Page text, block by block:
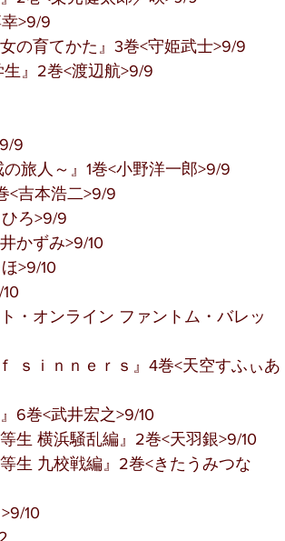
>9/9
の育てかた』3巻<守姫武士>9/9
』2巻<渡辺航>9/9
9
旅人～』1巻<小野洋一郎>9/9
<吉本浩二>9/9
ろ>9/9
かずみ>9/10
>9/10
・オンライン ファントム・バレッ
ｓｉｎｎｅｒｓ』4巻<天空すふぃあ
6巻<武井宏之>9/10
生 横浜騒乱編』2巻<天羽銀>9/10
生 九校戦編』2巻<きたうみつな
10